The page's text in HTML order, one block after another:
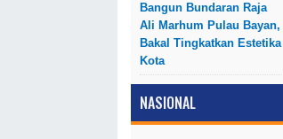
Bangun Bundaran Raja
Ali Marhum Pulau Bayan,
Bakal Tingkatkan Estetika
Kota
NASIONAL